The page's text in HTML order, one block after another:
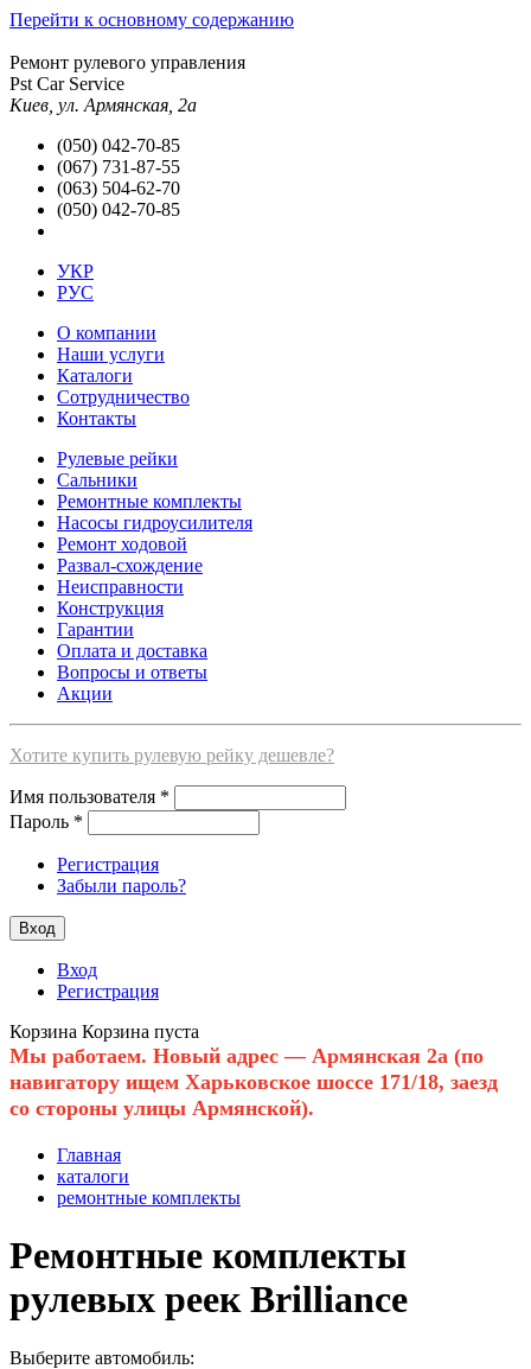
Перейти к основному содержанию
Ремонт рулевого управления
Pst Car Service
Киев, ул. Армянская, 2а
(050) 042-70-85
(067) 731-87-55
(063) 504-62-70
(050) 042-70-85
УКР
РУС
О компании
Наши услуги
Каталоги
Сотрудничество
Контакты
Рулевые рейки
Сальники
Ремонтные комплекты
Насосы гидроусилителя
Ремонт ходовой
Развал-схождение
Неисправности
Конструкция
Гарантии
Оплата и доставка
Вопросы и ответы
Акции
Хотите купить рулевую рейку дешевле?
Имя пользователя *
Пароль *
Регистрация
Забыли пароль?
Вход
Регистрация
Корзина Корзина пуста
Мы работаем. Новый адрес — Армянская 2а (по
навигатору ищем Харьковское шоссе 171/18, заезд
со стороны улицы Армянской).
Главная
каталоги
ремонтные комплекты
Ремонтные комплекты
рулевых реек Brilliance
Выберите автомобиль: